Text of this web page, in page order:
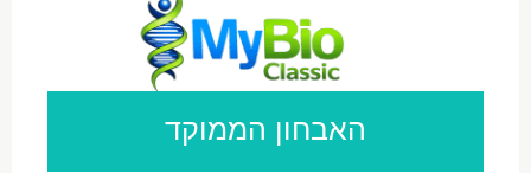
האבחון הממוקד